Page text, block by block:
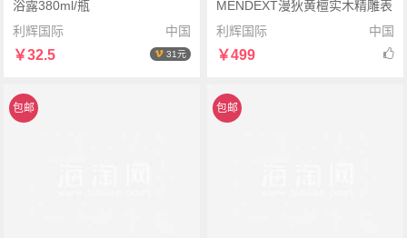
浴露380ml/瓶
利辉国际
中国
￥32.5 31元
MENDEXT漫狄黄檀实木精雕表
面 黑色表壳 蓝色/浅黄织纹表带
MY-05男女运动手表腕表
利辉国际 中国
￥499
包邮 包邮